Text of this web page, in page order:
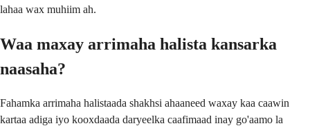
lahaa wax muhiim ah.
Waa maxay arrimaha halista kansarka
naasaha?
Fahamka arrimaha halistaada shakhsi ahaaneed waxay kaa caawin
kartaa adiga iyo kooxdaada daryeelka caafimaad inay go'aamo la